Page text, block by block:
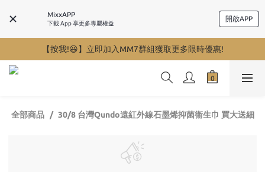
MixxAPP
下載 App 享更多專屬權益
開啟APP
【按我!😆】立即加入MM7群組獲取更多限時優惠!
全部商品 30/8 台灣Qundo遠紅外線石墨烯抑菌衞生巾 買大送細